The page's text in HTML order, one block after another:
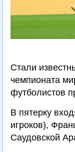
Стали
чемпионата
футболистов
В пятерку
игроков),
Саудовской